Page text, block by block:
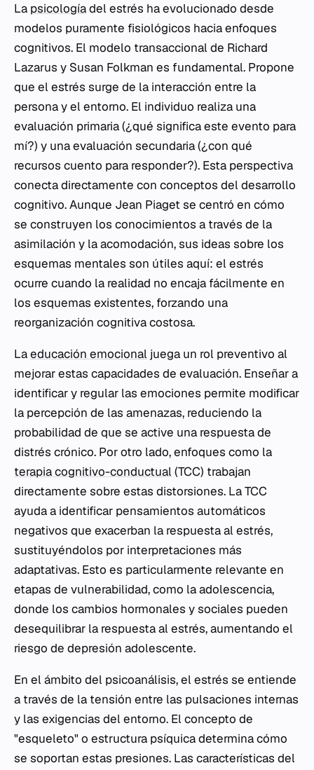
La psicologíadel estrés ha evolucionado desde
modelos puramente fisiológicos hacia enfoques
cognitivos. El modelo transaccional de Richard
Lazarus y Susan Folkman es fundamental. Propone
que el estrés surge de la interacción entre la
persona y el entorno. El individuo realiza una
evaluación primaria (¿qué significa este evento para
mí?) y una evaluación secundaria (¿con qué
recursos cuento para responder?). Esta perspectiva
conecta directamente con conceptos del desarrollo
cognitivo. Aunque Jean Piaget se centró en cómo
se construyen los conocimientos a través de la
asimilación y la acomodación, sus ideas sobre los
esquemas mentales son útiles aquí: el estrés
ocurre cuando la realidad no encaja fácilmente en
los esquemas existentes, forzando una
reorganización cognitiva costosa.
Laeducación emocional juega un rol preventivo al
mejorar estas capacidades de evaluación. Enseñar a
identificar y regular las emociones permite modificar
la percepción de las amenazas, reduciendo la
probabilidad de que se active una respuesta de
distrés crónico. Por otro lado, enfoques como la
terapia cognitivo-conductual(TCC) trabajan
directamente sobre estas distorsiones. La TCC
ayuda a identificar pensamientos automáticos
negativos que exacerban la respuesta al estrés,
sustituyéndolos por interpretaciones más
adaptativas. Esto es particularmente relevante en
etapas de vulnerabilidad, como la adolescencia,
donde los cambios hormonales y sociales pueden
desequilibrar la respuesta al estrés, aumentando el
riesgo de depresión adolescente.
En el ámbito del psicoanálisis, el estrés se entiende
a través de la tensión entre las pulsaciones internas
y las exigencias del entorno. El concepto de
"esqueleto" o estructura psíquica determina cómo
se soportan estas presiones. Las características del